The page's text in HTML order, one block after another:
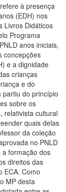
à presença
(EDH) nos
Livros Didáticos
Programa
anos iniciais,
concepções
e a dignidade
crianças
e do
partiu do princípio
sobre os
relativista cultural
quais delas
da coleção
no PNLD
formação dos
direitos das
ECA. Como
MP desta